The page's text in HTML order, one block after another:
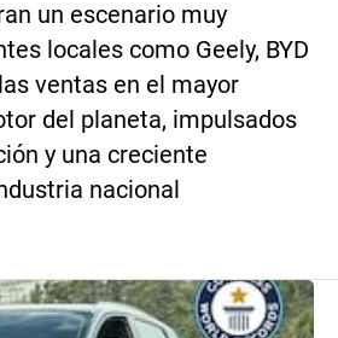
un escenario muy
locales como Geely, BYD
ventas en el mayor
del planeta, impulsados
y una creciente
nacional